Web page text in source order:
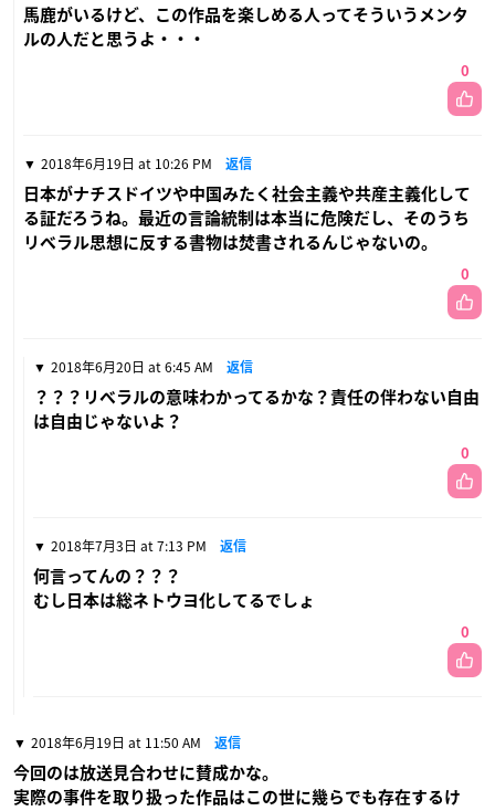
馬鹿がいるけど、この作品を楽しめる人ってそういうメンタ
ルの人だと思うよ・・・
0
2018年6月19日 at 10:26 PM 返信
日本がナチスドイツや中国みたく社会主義や共産主義化して
る証だろうね。最近の言論統制は本当に危険だし、そのうち
リベラル思想に反する書物は焚書されるんじゃないの。
0
2018年6月20日 at 6:45 AM 返信
？？？リベラルの意味わかってるかな？責任の伴わない自由
は自由じゃないよ？
0
2018年7月3日 at 7:13 PM 返信
何言ってんの？？？
むし日本は総ネトウヨ化してるでしょ
0
2018年6月19日 at 11:50 AM 返信
今回のは放送見合わせに賛成かな。
実際の事件を取り扱った作品はこの世に幾らでも存在するけ